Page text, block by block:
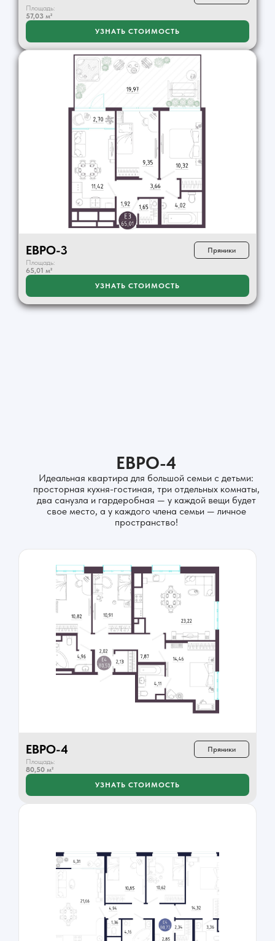
Площадь:
57,03 м²
УЗНАТЬ СТОИМОСТЬ
ЕВРО-3
Пряники
Площадь:
65,01 м²
УЗНАТЬ СТОИМОСТЬ
ЕВРО-4
Пряники
Площадь:
80,50 м²
УЗНАТЬ СТОИМОСТЬ
ЕВРО-4
Идеальная квартира для большой семьи с детьми:
просторная кухня-гостиная, три отдельных комнаты,
два санузла и гардеробная — у каждой вещи будет
свое место, а у каждого члена семьи — личное
пространство!